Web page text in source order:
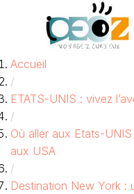
contenu
Accueil
/
ETATS-UNIS : vivez
/
Où aller aux Etats-
aux USA
/
Destination New York :